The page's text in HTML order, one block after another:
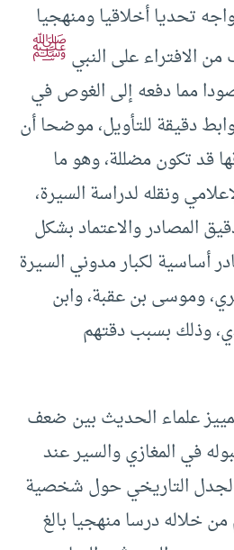
تحديا أخلاقيا ومنهجيا
الافتراء على النبيﷺ
مما دفعه إلى الغوص في
دقيقة للتأويل، موضحا أن
قد تكون مضللة، وهو ما
ونقله لدراسة السيرة،
المصادر والاعتماد بشكل
أساسية لكبار مدوني السيرة
وموسى بن عقبة، وابن
وذلك بسبب دقتهم
علماء الحديث بين ضعف
في المغازي والسير عند
التاريخي حول شخصية
من خلاله درسا منهجيا بالغ